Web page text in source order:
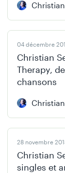
04 décembre
Christian
Therapy,
chansons
28 novembre
Christian
singles et